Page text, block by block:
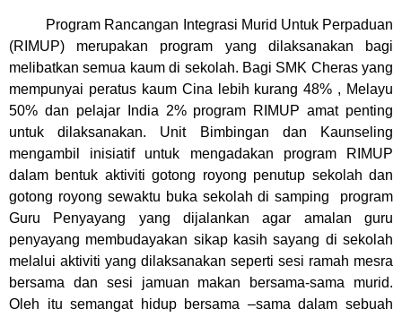
Program Rancangan Integrasi Murid Untuk Perpaduan
(RIMUP) merupakan program yang dilaksanakan bagi
melibatkan semua kaum di sekolah. Bagi SMK Cheras yang
mempunyai peratus kaum Cina lebih kurang 48% , Melayu
50% dan pelajar India 2% program RIMUP amat penting
untuk dilaksanakan. Unit Bimbingan dan Kaunseling
mengambil inisiatif untuk mengadakan program RIMUP
dalam bentuk aktiviti gotong royong penutup sekolah dan
gotong royong sewaktu buka sekolah di samping program
Guru Penyayang yang dijalankan agar amalan guru
penyayang membudayakan sikap kasih sayang di sekolah
melalui aktiviti yang dilaksanakan seperti sesi ramah mesra
bersama dan sesi jamuan makan bersama-sama murid.
Oleh itu semangat hidup bersama –sama dalam sebuah